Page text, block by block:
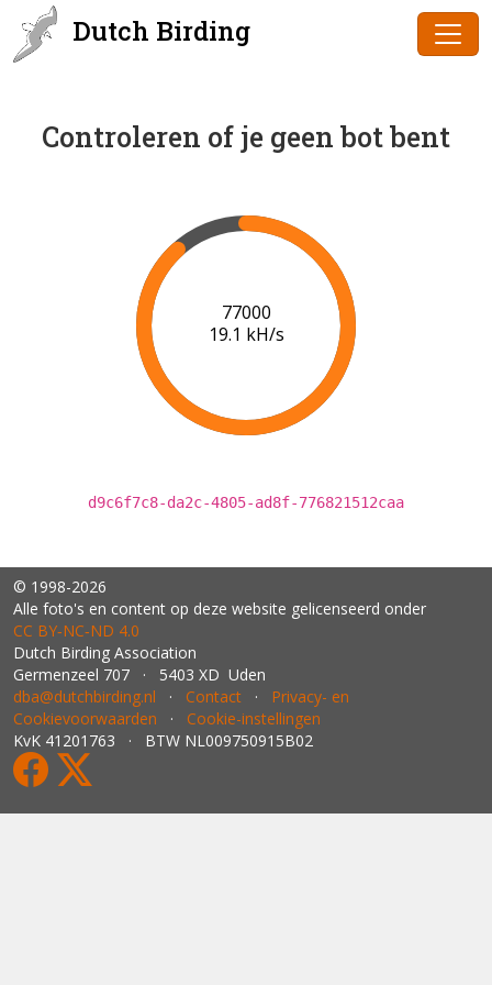
Dutch Birding
Controleren of je geen bot bent
79000
19.3 kH/s
d9c6f7c8-da2c-4805-ad8f-776821512caa
© 1998-2026
Alle foto's en content op deze website gelicenseerd onder
CC BY‑NC‑ND 4.0
Dutch Birding Association
Germenzeel 707 · 5403 XD Uden
dba@dutchbirding.nl · Contact · Privacy- en
Cookievoorwaarden · Cookie-instellingen
KvK 41201763 · BTW NL009750915B02